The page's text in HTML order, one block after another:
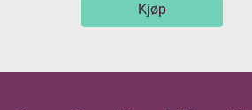
Kjøp